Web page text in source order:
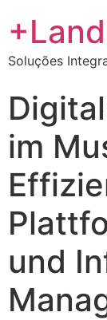
+Land
Soluções
im
und